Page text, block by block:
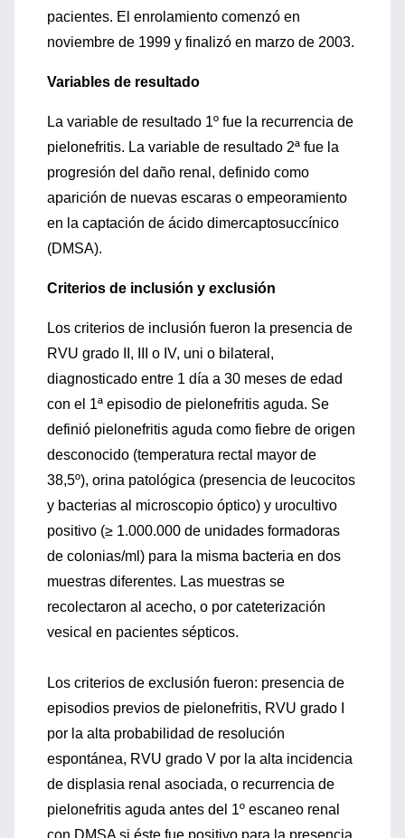
pacientes. El enrolamiento comenzó en
noviembre de 1999 y finalizó en marzo de 2003.
Variables de resultado
La variable de resultado 1º fue la recurrencia de
pielonefritis. La variable de resultado 2ª fue la
progresión del daño renal, definido como
aparición de nuevas escaras o empeoramiento
en la captación de ácido dimercaptosuccínico
(DMSA).
Criterios de inclusión y exclusión
Los criterios de inclusión fueron la presencia de
RVU grado II, III o IV, uni o bilateral,
diagnosticado entre 1 día a 30 meses de edad
con el 1ª episodio de pielonefritis aguda. Se
definió pielonefritis aguda como fiebre de origen
desconocido (temperatura rectal mayor de
38,5º), orina patológica (presencia de leucocitos
y bacterias al microscopio óptico) y urocultivo
positivo (≥ 1.000.000 de unidades formadoras
de colonias/ml) para la misma bacteria en dos
muestras diferentes. Las muestras se
recolectaron al acecho, o por cateterización
vesical en pacientes sépticos.
Los criterios de exclusión fueron: presencia de
episodios previos de pielonefritis, RVU grado I
por la alta probabilidad de resolución
espontánea, RVU grado V por la alta incidencia
de displasia renal asociada, o recurrencia de
pielonefritis aguda antes del 1º escaneo renal
con DMSA si éste fue positivo para la presencia